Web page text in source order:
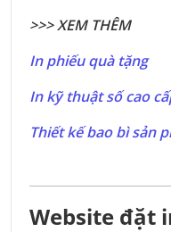
>>> XEM THÊM
In phiếu quà tặng
In kỹ thuật số cao
Thiết kế bao bì sản
Website đặt